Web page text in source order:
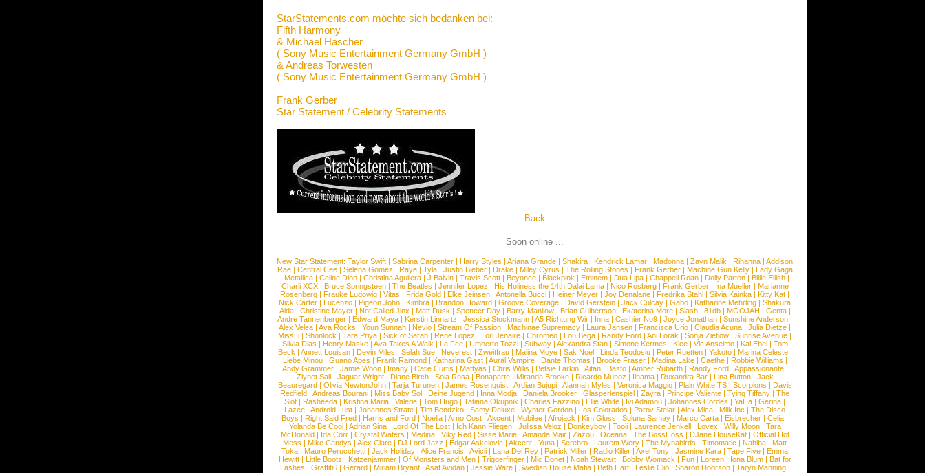
StarStatements.com möchte sich bedanken bei:
Fifth Harmony
& Michael Hascher
( Sony Music Entertainment Germany GmbH )
& Andreas Torwesten
( Sony Music Entertainment Germany GmbH )
Frank Gerber
Star Statement / Celebrity Statements
Back
Soon online ...
New Star Statement: Taylor Swift | Sabrina Carpenter | Harry Styles | Ariana Grande | Shakira | Kendrick Lamar | Madonna | Zayn Malik | Rihanna | Addison
Rae| Central Cee| Selena Gomez | Raye| Tyla| Justin Bieber| Drake| Miley Cyrus | The Rolling Stones | Frank Gerber| Machine Gun Kelly| Lady Gaga
| Metallica | Celine Dion | Christina Aguilera | J Balvin | Travis Scott | Beyonce | Blackpink | Eminem | Dua Lipa | Chappell Roan | Dolly Parton | Billie Eilish |
Charli XCX| Bruce Springsteen| The Beatles | Jennifer Lopez | His Holiness the 14th Dalai Lama| Nico Rosberg| Frank Gerber| Ina Mueller| Marianne
Rosenberg | Frauke Ludowig | Vitas | Frida Gold | Elke Jeinsen | Antonella Bucci | Heiner Meyer | Joy Denalane | Fredrika Stahl | Silvia Kainka | Kitty Kat |
Nick Carter | Lucenzo | Pigeon John | Kimbra | Brandon Howard | Groove Coverage | David Gerstein | Jack Culcay | Gabo | Katharine Mehrling | Shakura
Aida| Christine Mayer| Not Called Jinx | Matt Dusk | Spencer Day| Barry Manilow| Brian Culbertson| Ekaterina More| Slash| 81db| MOOJAH | Genta|
Andre Tannenberger | Edward Maya | Kerstin Linnartz | Jessica Stockmann | A5 Richtung Wir | Inna | Cashier No9 | Joyce Jonathan | Sunshine Anderson |
Alex Velea | Ava Rocks | Youn Sunnah | Nevio | Stream Of Passion | Machinae Supremacy | Laura Jansen | Francisca Urio | Claudia Acuna | Julia Dietze |
MissLi | Shonlock | Tara Priya | Sick of Sarah | Rene Lopez | Lori Jenaire | Chromeo | Lou Bega | Randy Ford | Ani Lorak | Sonja Zietlow | Sunrise Avenue |
Silvia Dias | Henry Maske| Ava Takes A Walk | La Fee| Umberto Tozzi| Subway| Alexandra Stan| Simone Kermes | Klee| Vic Anselmo| Kai Ebel| Tom
Beck | Annett Louisan| Devin Miles | Selah Sue| Neverest| Zweitfrau| Malina Moye| Sak Noel| Linda Teodosiu| Peter Ruetten| Yakoto| Marina Celeste|
Liebe Minou| Guano Apes | Frank Ramond| Katharina Gast| Aural Vampire| Dante Thomas | Brooke Fraser| Madina Lake| Caethe| Robbie Williams |
Andy Grammer| Jamie Woon| Imany| Catie Curtis | Mattyas | Chris Willis | Betsie Larkin| Aitan| Basto| Amber Rubarth| Randy Ford| Appassionante|
Ziynet Sali| Jaguar Wright| Diane Birch| Sola Rosa| Bonaparte| Miranda Brooke| Ricardo Munoz | Ilhama| Ruxandra Bar| Lina Button| Jack
Beauregard| Olivia NewtonJohn| Tarja Turunen| James Rosenquist| Ardian Bujupi| Alannah Myles | Veronica Maggio| Plain White TS| Scorpions | Davis
Redfield | Andreas Bourani | Miss Baby Sol | Deine Jugend | Inna Modja | Daniela Brooker | Glasperlenspiel | Zayra | Principe Valiente | Tying Tiffany | The
Slot | Rasheeda | Kristina Maria | Valerie | Tom Hugo | Tatiana Okupnik | Charles Fazzino | Ellie White | Ivi Adamou | Johannes Cordes | YaHa | Gerina |
Lazee | Android Lust | Johannes Strate | Tim Bendzko | Samy Deluxe | Wynter Gordon | Los Colorados | Parov Stelar | Alex Mica | Milk Inc | The Disco
Boys | Right Said Fred | Harris and Ford | Noelia | Arno Cost | Akcent | Mobilee | Afrojack | Kim Gloss | Soluna Samay | Marco Carta | Eisbrecher | Celia |
Yolanda Be Cool| Adrian Sina| Lord Of The Lost| Ich Kann Fliegen| Julissa Veloz | Donkeyboy| Tooji| Laurence Jenkell| Lovex | Willy Moon| Tara
McDonald| Ida Corr| Crystal Waters | Medina| Viky Red| Sisse Marie| Amanda Mair| Zazou| Oceana| The BossHoss | DJane HouseKat| Official Hot
Mess | Mike Candys | Alex Clare | DJ Lord Jazz | Edgar Askelovic | Akcent | Yuna | Serebro | Laurent Wery | The Mynabirds | Timomatic | Nahiba | Matt
Toka | Mauro Perucchetti | Jack Holiday | Alice Francis | Avicii | Lana Del Rey | Patrick Miller | Radio Killer | Axel Tony | Jasmine Kara | Tape Five | Emma
Hewitt| Little Boots | Katzenjammer| Of Monsters and Men| Triggerfinger| Mic Donet| Noah Stewart| Bobby Womack | Fun| Loreen| Iona Blum| Bat for
Lashes | Graffiti6| Gerard| Miriam Bryant| Asaf Avidan| Jessie Ware| Swedish House Mafia| Beth Hart| Leslie Clio| Sharon Doorson| Taryn Manning|